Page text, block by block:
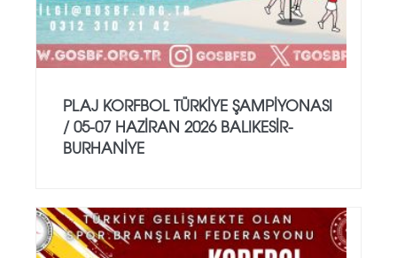
PLAJ KORFBOL TÜRKİYE ŞAMPİYONASI
/ 05-07 HAZİRAN 2026 BALIKESİR-
BURHANİYE